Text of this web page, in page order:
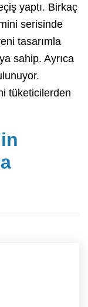
yaptı. Birkaç
serisinde
tasarımla
sahip. Ayrıca
tüketicilerden